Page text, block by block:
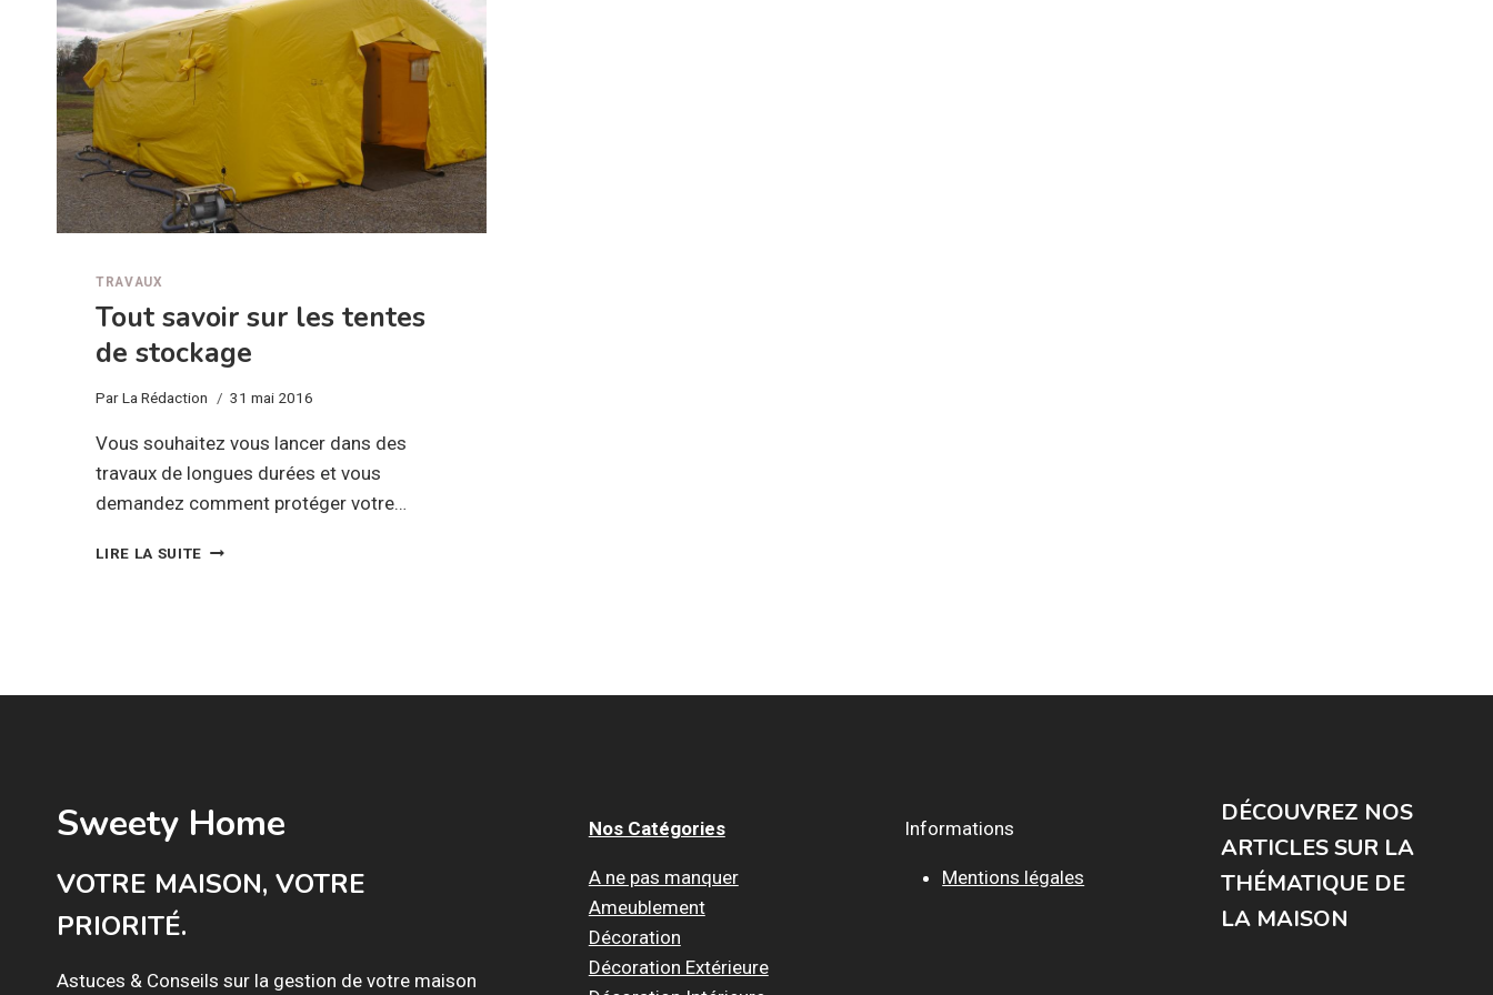
TRAVAUX
Tout savoir sur les tentes
de stockage
Par La Rédaction 31 mai 2016
Vous souhaitez vous lancer dans des
travaux de longues durées et vous
demandez comment protéger votre…
LIRE LA SUITE TOUT
Sweety Home
VOTRE MAISON, VOTRE
PRIORITÉ.
Astuces & Conseils sur la gestion de votre maison
Nos Catégories
A ne pas manquer
Ameublement
Décoration
Décoration Extérieure
Informations
Mentions légales
DÉCOUVREZ NOS
ARTICLES SUR LA
THÉMATIQUE DE
LA MAISON